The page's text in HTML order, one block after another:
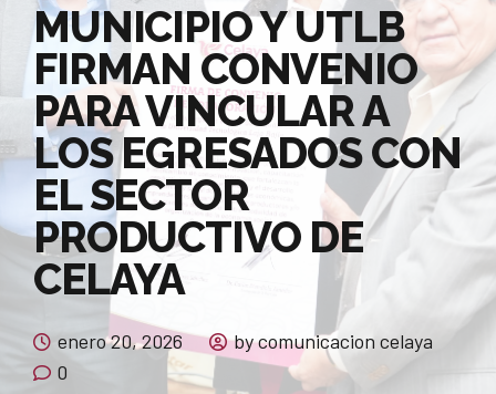
MUNICIPIO Y UTLB
FIRMAN CONVENIO
PARA VINCULAR A
LOS EGRESADOS CON
EL SECTOR
PRODUCTIVO DE
CELAYA
enero 20, 2026
by comunicacion celaya
0